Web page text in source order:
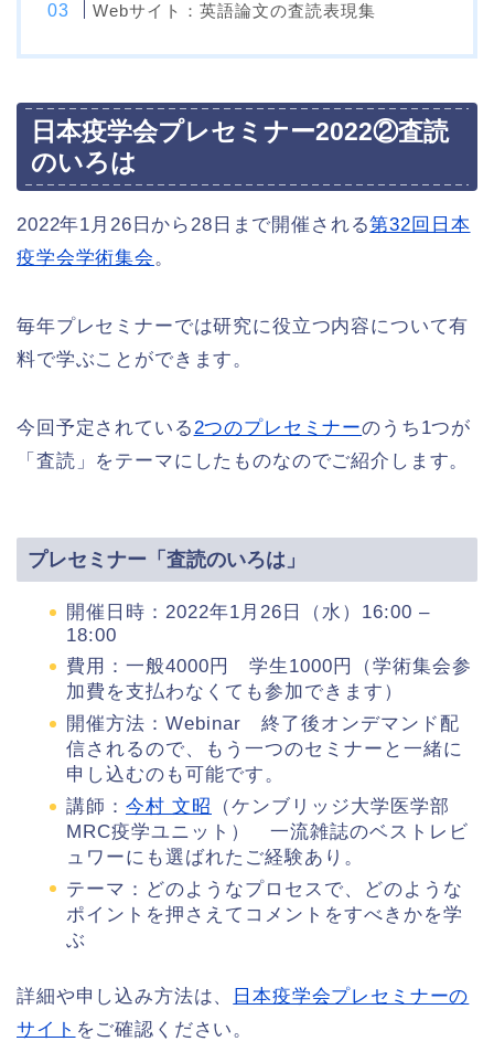
Webサイト：英語論文の査読表現集
日本疫学会プレセミナー2022②査読
のいろは
2022年1月26日から28日まで開催される第32回日本
疫学会学術集会。
毎年プレセミナーでは研究に役立つ内容について有
料で学ぶことができます。
今回予定されている2つのプレセミナーのうち1つが
「査読」をテーマにしたものなのでご紹介します。
プレセミナー「査読のいろは」
開催日時：2022年1月26日（水）16:00 –
18:00
費用：一般4000円 学生1000円（学術集会参
加費を支払わなくても参加できます）
開催方法：Webinar 終了後オンデマンド配
信されるので、もう一つのセミナーと一緒に
申し込むのも可能です。
講師： 今村 文昭
（ケンブリッジ大学医学部
MRC疫学ユニット） 一流雑誌のベストレビ
ュワーにも選ばれたご経験あり。
テーマ：どのようなプロセスで、どのような
ポイントを押さえてコメントをすべきかを学
ぶ
詳細や申し込み方法は、
日本疫学会プレセミナーの
サイト をご確認ください。